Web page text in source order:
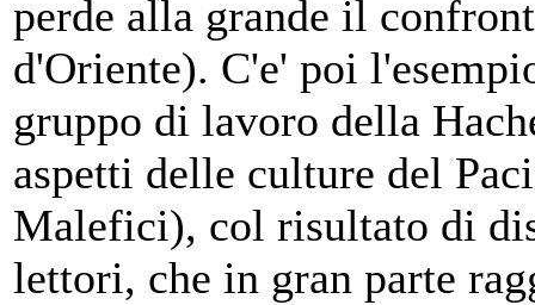
perde alla grande il
d'Oriente). C'e' poi
gruppo di lavoro della
aspetti delle culture del
Malefici), col risultato di
lettori, che in gran parte